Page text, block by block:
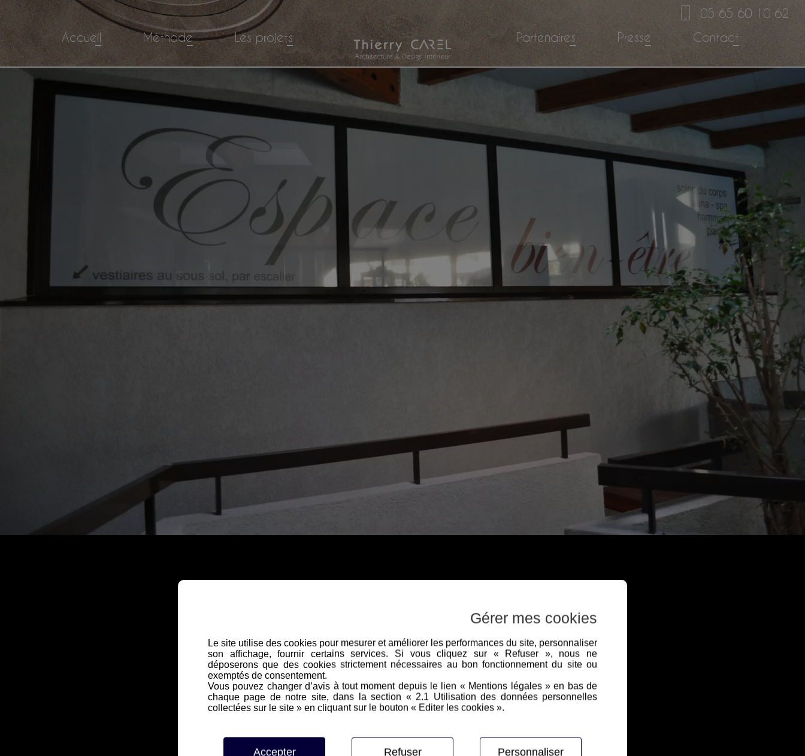
05 65 60 10 62
Accueil
Méthode Les projets Partenaires Presse Contact
Gérer mes cookies
Le site utilise des cookies pour mesurer et améliorer les performances du site, personnaliser
son affichage, fournir certains services. Si vous cliquez sur « Refuser », nous ne
déposerons que des cookies strictement nécessaires au bon fonctionnement du site ou
exemptés de consentement.
Vous pouvez changer d’avis à tout moment depuis le lien « Mentions légales » en bas de
chaque page de notre site, dans la section « 2.1 Utilisation des données personnelles
collectées sur le site » en cliquant sur le bouton « Editer les cookies ».
Accepter Refuser Personnaliser